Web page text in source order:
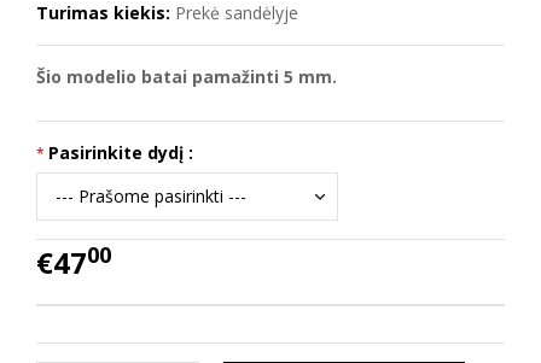
Turimas kiekis: Prekė sandėlyje
Šio modelio batai pamažinti 5 mm.
Pasirinkite dydį :
€4700